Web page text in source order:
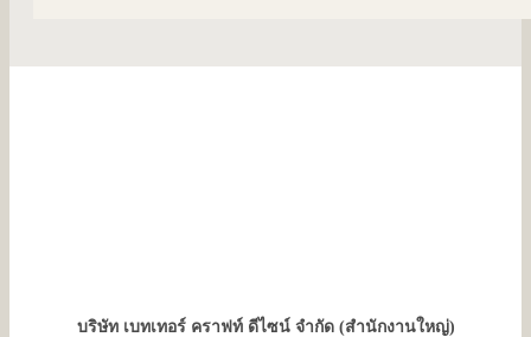
บริษัท เบทเทอร์ คราฟท์ ดีไซน์ จำกัด (สำนักงานใหญ่)